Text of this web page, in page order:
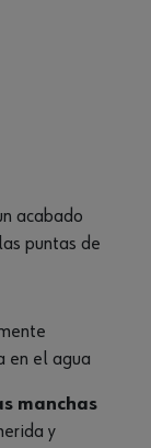
acabado
puntas de
en el agua
manchas
y